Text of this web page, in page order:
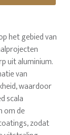
het gebied van
uit aluminium.
van
waardoor
scala
om de
zodat